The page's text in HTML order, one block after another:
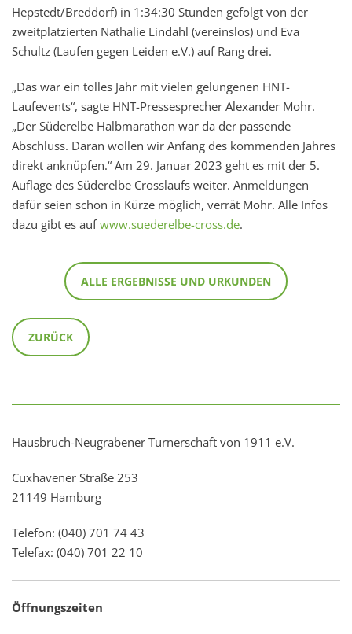
Hepstedt/Breddorf) in 1:34:30 Stunden gefolgt von der
zweitplatzierten Nathalie Lindahl (vereinslos) und Eva
Schultz (Laufen gegen Leiden e.V.) auf Rang drei.
„Das war ein tolles Jahr mit vielen gelungenen HNT-
Laufevents“, sagte HNT-Pressesprecher Alexander Mohr.
„Der Süderelbe Halbmarathon war da der passende
Abschluss. Daran wollen wir Anfang des kommenden Jahres
direkt anknüpfen.“ Am 29. Januar 2023 geht es mit der 5.
Auflage des Süderelbe Crosslaufs weiter. Anmeldungen
dafür seien schon in Kürze möglich, verrät Mohr. Alle Infos
dazu gibt es aufwww.suederelbe-cross.de.
ALLE ERGEBNISSE UND URKUNDEN
ZURÜCK
Hausbruch-Neugrabener Turnerschaft von 1911 e.V.
Cuxhavener Straße 253
21149 Hamburg
Telefon: (040) 701 74 43
Telefax: (040) 701 22 10
Öffnungszeiten